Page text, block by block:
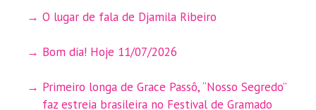
O lugar de fala de Djamila Ribeiro
Bom dia! Hoje 11/07/2026
Primeiro longa de Grace Passô, “Nosso Segredo”
faz estreia brasileira no Festival de Gramado